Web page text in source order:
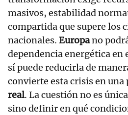
masivos, estabilidad
compartida que supere los
nacionales. Europano
dependencia energética en
sí puede reducirla de
convierte esta crisis en una
real. La cuestión no es
sino definir en qué